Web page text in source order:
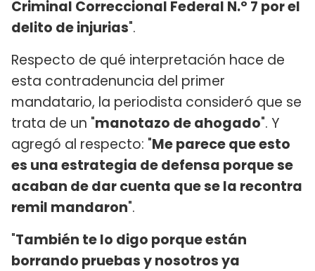
Criminal Correccional Federal N.º 7 por el
delito de injurias".
Respecto de qué interpretación hace de
esta contradenuncia del primer
mandatario, la periodista consideró que se
trata de un "manotazo de ahogado". Y
agregó al respecto: "Me parece que esto
es una estrategia de defensa porque se
acaban de dar cuenta que se la recontra
remil mandaron".
"También te lo digo porque están
borrando pruebas y nosotros ya